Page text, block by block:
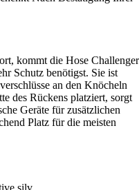
kommt die Hose Challenger
Schutz benötigst. Sie ist
an den Knöcheln
des Rückens platziert, sorgt
Geräte für zusätzlichen
Platz für die meisten
silv